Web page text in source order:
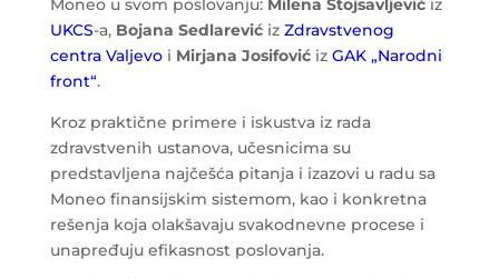
Moneo u svom poslovanju: Milena Stojsavljevićiz
UKCS-a, Bojana Sedlarevićiz Zdravstvenog
centra Valjevoi Mirjana Josifovićiz GAK „Narodni
front“.
Kroz praktične primere i iskustva iz rada
zdravstvenih ustanova, učesnicima su
predstavljena najčešća pitanja i izazovi u radu sa
Moneo finansijskim sistemom, kao i konkretna
rešenja koja olakšavaju svakodnevne procese i
unapređuju efikasnost poslovanja.